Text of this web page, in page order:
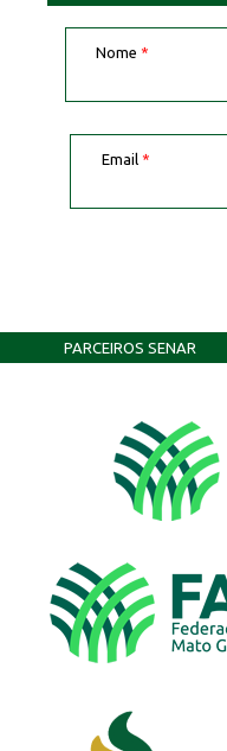
Nome *
Email *
PARCEIROS SENAR